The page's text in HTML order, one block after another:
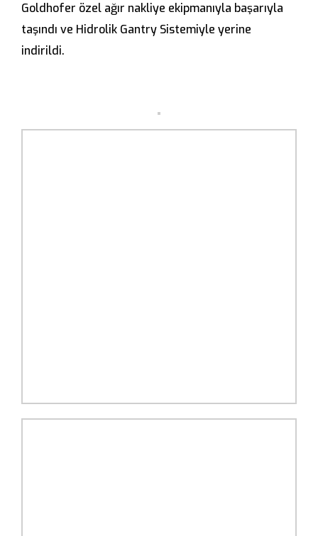
Goldhofer özel ağır nakliye ekipmanıyla başarıyla
taşındı ve Hidrolik Gantry Sistemiyle yerine
indirildi.